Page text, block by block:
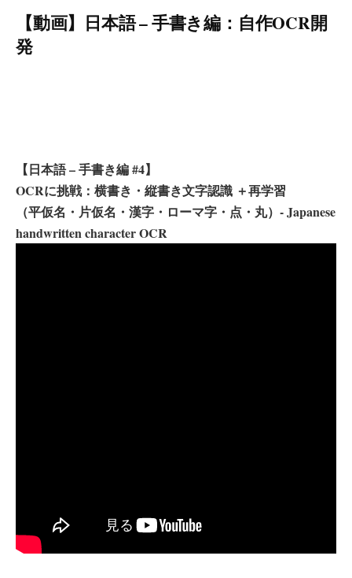
【動画】日本語 – 手書き編：自作OCR開
発
【日本語 – 手書き編 #4】
OCRに挑戦：横書き・縦書き文字認識 ＋再学習
（平仮名・片仮名・漢字・ローマ字・点・丸）- Japanese
handwritten character OCR